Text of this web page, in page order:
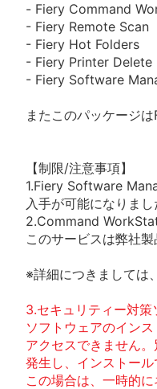
- Fiery Command
- Fiery Remote Scan
- Fiery Hot Folders
- Fiery Printer
- Fiery Software
またこのパッケージ
【制限/注意事項】
1.Fiery Software
入手が可能になりま
2.Command
このサービスは弊社
※詳細につきましては
3.セキュリティー対
ソフトウェアのイン
アクセスできません
発生し、インストール
この場合は、一時的